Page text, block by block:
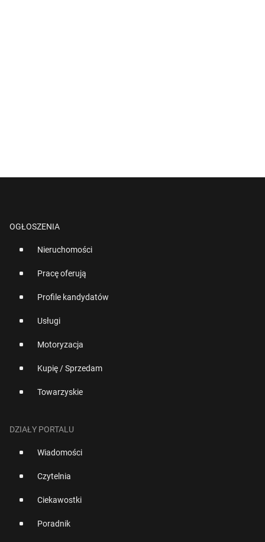
OGŁOSZENIA
Nieruchomości
Pracę oferują
Profile kandydatów
Usługi
Motoryzacja
Kupię / Sprzedam
Towarzyskie
DZIAŁY PORTALU
Wiadomości
Czytelnia
Ciekawostki
Poradnik